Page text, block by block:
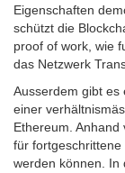
Eigenschaften
schützt die
proof of work, wie
das Netzwerk
Ausserdem gibt es
einer
Ethereum.
für
werden können. In